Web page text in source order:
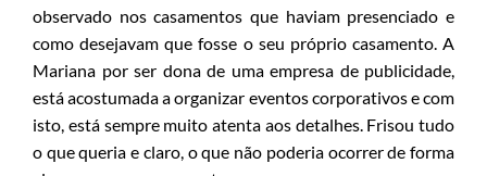
observado nos casamentos que haviam presenciado e
como desejavam que fosse o seu próprio casamento. A
Mariana por ser dona de uma empresa de publicidade,
está acostumada a organizar eventos corporativos e com
isto, está sempre muito atenta aos detalhes. Frisou tudo
o que queria e claro, o que não poderia ocorrer de forma